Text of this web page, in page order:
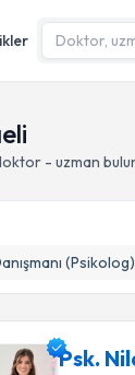
- uzman
(Psikolog)
Psk.